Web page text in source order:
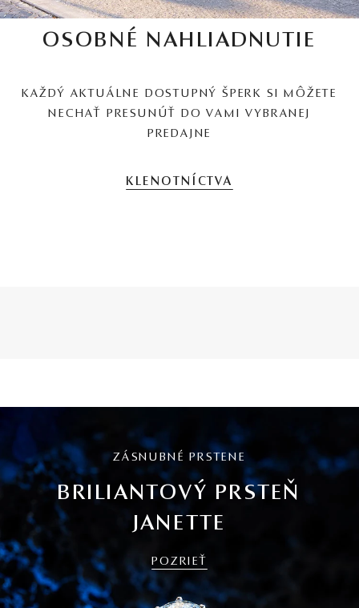
OSOBNÉ NAHLIADNUTIE
KAŽDÝ AKTUÁLNE DOSTUPNÝ ŠPERK SI MÔŽETE
NECHAŤ PRESUNÚŤ DO VAMI VYBRANEJ
PREDAJNE
KLENOTNÍCTVA
ZÁSNUBNÉ PRSTENE
BRILIANTOVÝ PRSTEŇ
JANETTE
POZRIEŤ